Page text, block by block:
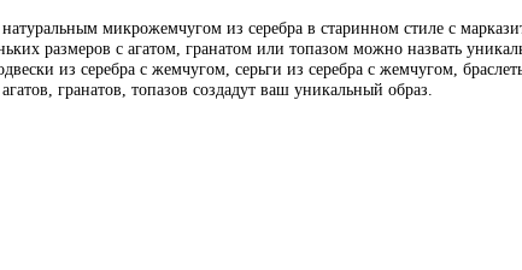
микрожемчугом из серебра в старинном стиле с
размеров с агатом, гранатом или топазом можно назвать
из серебра с жемчугом, серьги из серебра с жемчугом,
гранатов, топазов создадут ваш уникальный образ.